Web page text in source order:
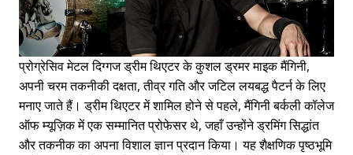
प्रोग्रेसिव मेटल दिग्गज ड्रीम थिएटर के कुशल ड्रमर माइक मैंगिनी,
अपनी चरम तकनीकी दक्षता, तीव्र गति और जटिल लयबद्ध पैटर्न के लिए
मनाए जाते हैं। ड्रीम थिएटर में शामिल होने से पहले, मैंगिनी बर्कली कॉलेज
ऑफ म्यूज़िक में एक सम्मानित प्रोफेसर थे, जहाँ उन्होंने ड्रमिंग सिद्धांत
और तकनीक का अपना विशाल ज्ञान प्रदान किया। यह शैक्षणिक पृष्ठभूमि